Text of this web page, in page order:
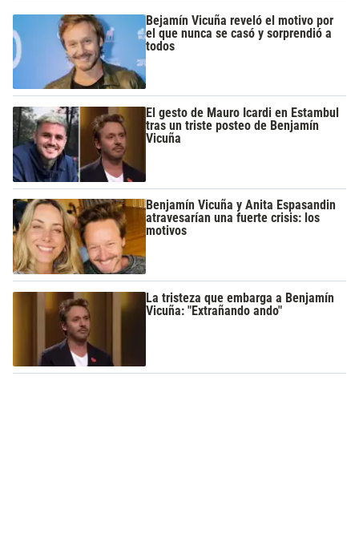
Bejamín Vicuña reveló el motivo por
el que nunca se casó y sorprendió a
todos
El gesto de Mauro Icardi en Estambul
tras un triste posteo de Benjamín
Vicuña
Benjamín Vicuña y Anita Espasandin
atravesarían una fuerte crisis: los
motivos
La tristeza que embarga a Benjamín
Vicuña: "Extrañando ando"